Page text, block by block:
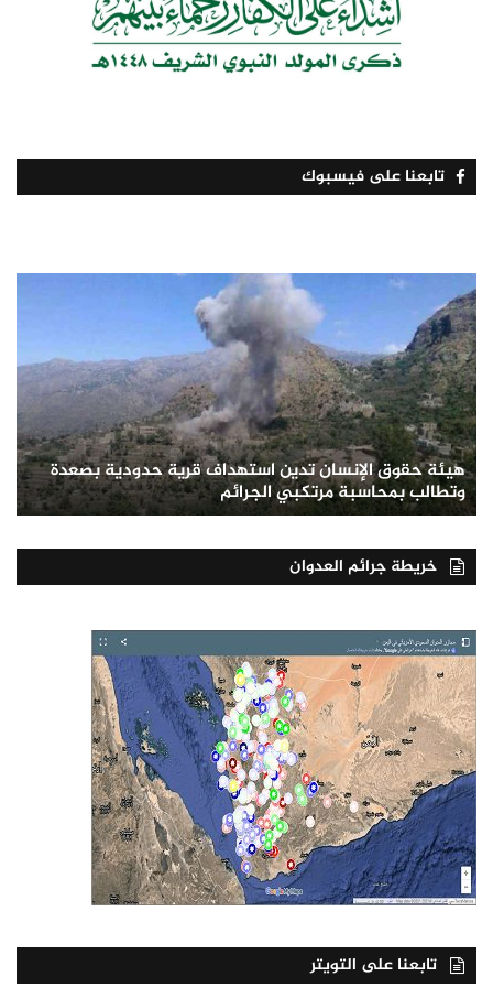
تابعنا على فيسبوك
هيئة حقوق الإنسان تدين استهداف قرية حدودية بصعدة
وتطالب بمحاسبة مرتكبي الجرائم
خريطة جرائم العدوان
تابعنا على التويتر